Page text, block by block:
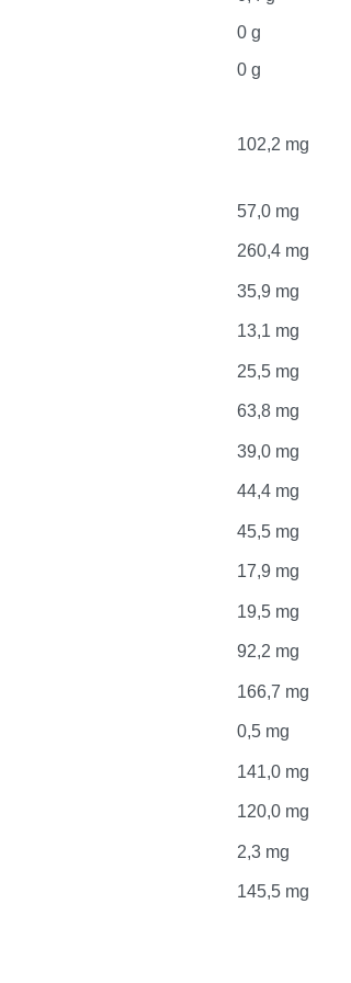
0 g
0 g
102,2 mg
57,0 mg
260,4 mg
35,9 mg
13,1 mg
25,5 mg
63,8 mg
39,0 mg
44,4 mg
45,5 mg
17,9 mg
19,5 mg
92,2 mg
166,7 mg
0,5 mg
141,0 mg
120,0 mg
2,3 mg
145,5 mg